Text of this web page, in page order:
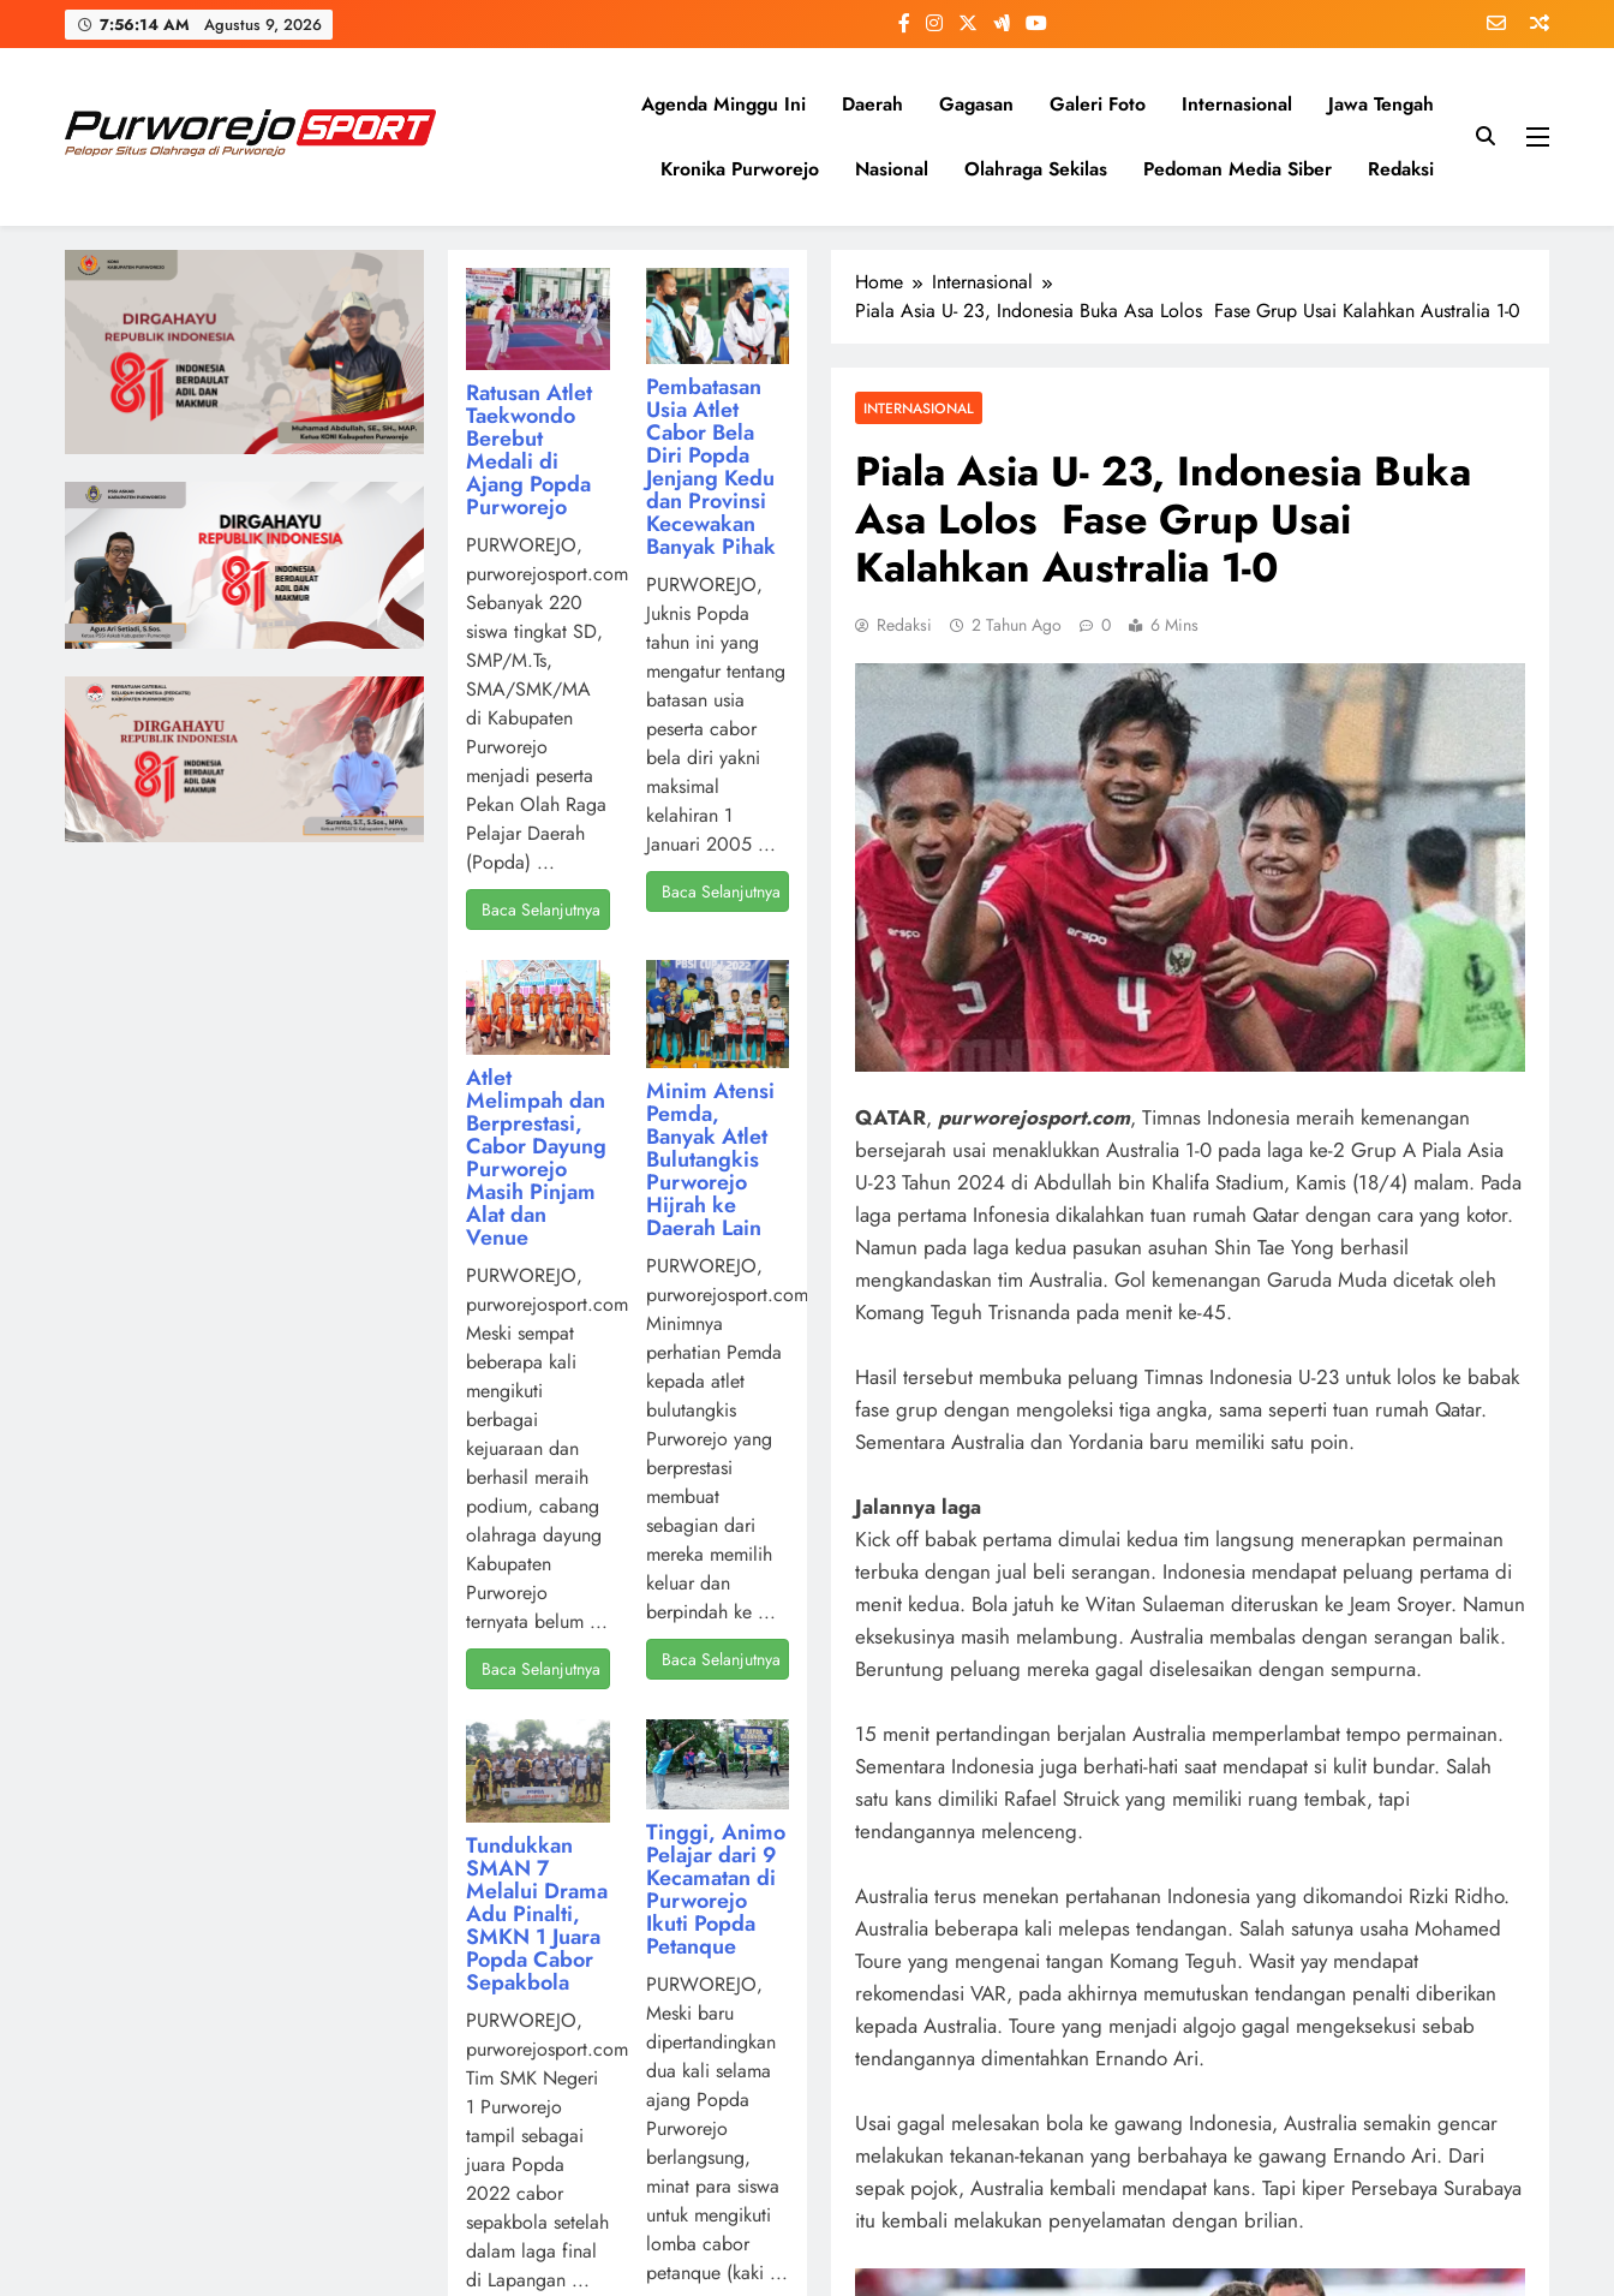
to
7:56:15 AM Agustus 9, 2026
Agenda Minggu Ini Daerah Gagasan Galeri Foto Internasional Jawa Tengah
Kronika Purworejo Nasional Olahraga Sekilas Pedoman Media Siber Redaksi
Home
Internasional
Piala Asia U- 23, Indonesia Buka Asa Lolos Fase Grup Usai Kalahkan Australia 1-0
INTERNASIONAL
Piala Asia U- 23, Indonesia Buka
Asa Lolos Fase Grup Usai
Kalahkan Australia 1-0
Redaksi 2 Tahun Ago 0 6 Mins
QATAR, purworejosport.com, Timnas Indonesia meraih kemenangan
bersejarah usai menaklukkan Australia 1-0 pada laga ke-2 Grup A Piala Asia
U-23 Tahun 2024 di Abdullah bin Khalifa Stadium, Kamis (18/4) malam. Pada
laga pertama Infonesia dikalahkan tuan rumah Qatar dengan cara yang kotor.
Namun pada laga kedua pasukan asuhan Shin Tae Yong berhasil
mengkandaskan tim Australia. Gol kemenangan Garuda Muda dicetak oleh
Komang Teguh Trisnanda pada menit ke-45.
Hasil tersebut membuka peluang Timnas Indonesia U-23 untuk lolos ke babak
fase grup dengan mengoleksi tiga angka, sama seperti tuan rumah Qatar.
Sementara Australia dan Yordania baru memiliki satu poin.
Jalannya laga
Kick off babak pertama dimulai kedua tim langsung menerapkan permainan
terbuka dengan jual beli serangan. Indonesia mendapat peluang pertama di
menit kedua. Bola jatuh ke Witan Sulaeman diteruskan ke Jeam Sroyer. Namun
eksekusinya masih melambung. Australia membalas dengan serangan balik.
Beruntung peluang mereka gagal diselesaikan dengan sempurna.
15 menit pertandingan berjalan Australia memperlambat tempo permainan.
Sementara Indonesia juga berhati-hati saat mendapat si kulit bundar. Salah
satu kans dimiliki Rafael Struick yang memiliki ruang tembak, tapi
tendangannya melenceng.
Australia terus menekan pertahanan Indonesia yang dikomandoi Rizki Ridho.
Australia beberapa kali melepas tendangan. Salah satunya usaha Mohamed
Toure yang mengenai tangan Komang Teguh. Wasit yay mendapat
rekomendasi VAR, pada akhirnya memutuskan tendangan penalti diberikan
kepada Australia. Toure yang menjadi algojo gagal mengeksekusi sebab
tendangannya dimentahkan Ernando Ari.
Usai gagal melesakan bola ke gawang Indonesia, Australia semakin gencar
melakukan tekanan-tekanan yang berbahaya ke gawang Ernando Ari. Dari
sepak pojok, Australia kembali mendapat kans. Tapi kiper Persebaya Surabaya
itu kembali melakukan penyelamatan dengan brilian.
Ratusan Atlet
Taekwondo
Berebut
Medali di
Ajang Popda
Purworejo
PURWOREJO,
purworejosport.com,
Sebanyak 220
siswa tingkat SD,
SMP/M.Ts,
SMA/SMK/MA
di Kabupaten
Purworejo
menjadi peserta
Pekan Olah Raga
Pelajar Daerah
(Popda) ...
Baca Selanjutnya
Pembatasan
Usia Atlet
Cabor Bela
Diri Popda
Jenjang Kedu
dan Provinsi
Kecewakan
Banyak Pihak
PURWOREJO,
Juknis Popda
tahun ini yang
mengatur tentang
batasan usia
peserta cabor
bela diri yakni
maksimal
kelahiran 1
Januari 2005 ...
Baca Selanjutnya
Atlet
Melimpah dan
Berprestasi,
Cabor Dayung
Purworejo
Masih Pinjam
Alat dan
Venue
PURWOREJO,
purworejosport.com,
Meski sempat
beberapa kali
mengikuti
berbagai
kejuaraan dan
berhasil meraih
podium, cabang
olahraga dayung
Kabupaten
Purworejo
ternyata belum ...
Baca Selanjutnya
Minim Atensi
Pemda,
Banyak Atlet
Bulutangkis
Purworejo
Hijrah ke
Daerah Lain
PURWOREJO,
purworejosport.com,
Minimnya
perhatian Pemda
kepada atlet
bulutangkis
Purworejo yang
berprestasi
membuat
sebagian dari
mereka memilih
keluar dan
berpindah ke ...
Baca Selanjutnya
Tundukkan
SMAN 7
Melalui Drama
Adu Pinalti,
SMKN 1 Juara
Popda Cabor
Sepakbola
PURWOREJO,
purworejosport.com,
Tim SMK Negeri
1 Purworejo
tampil sebagai
juara Popda
2022 cabor
sepakbola setelah
dalam laga final
di Lapangan ...
Tinggi, Animo
Pelajar dari 9
Kecamatan di
Purworejo
Ikuti Popda
Petanque
PURWOREJO,
Meski baru
dipertandingkan
dua kali selama
ajang Popda
Purworejo
berlangsung,
minat para siswa
untuk mengikuti
lomba cabor
petanque (kaki ...